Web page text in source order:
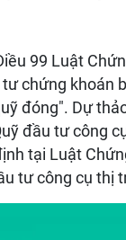
99 Luật
chứng khoán
đóng". Dự
đầu tư công
tại Luật
tư công cụ thị